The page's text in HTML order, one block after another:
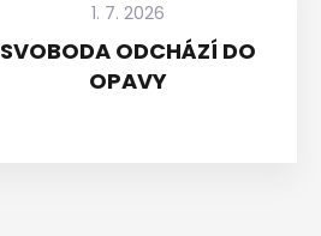
1. 7. 2026
SVOBODA ODCHÁZÍ DO
OPAVY